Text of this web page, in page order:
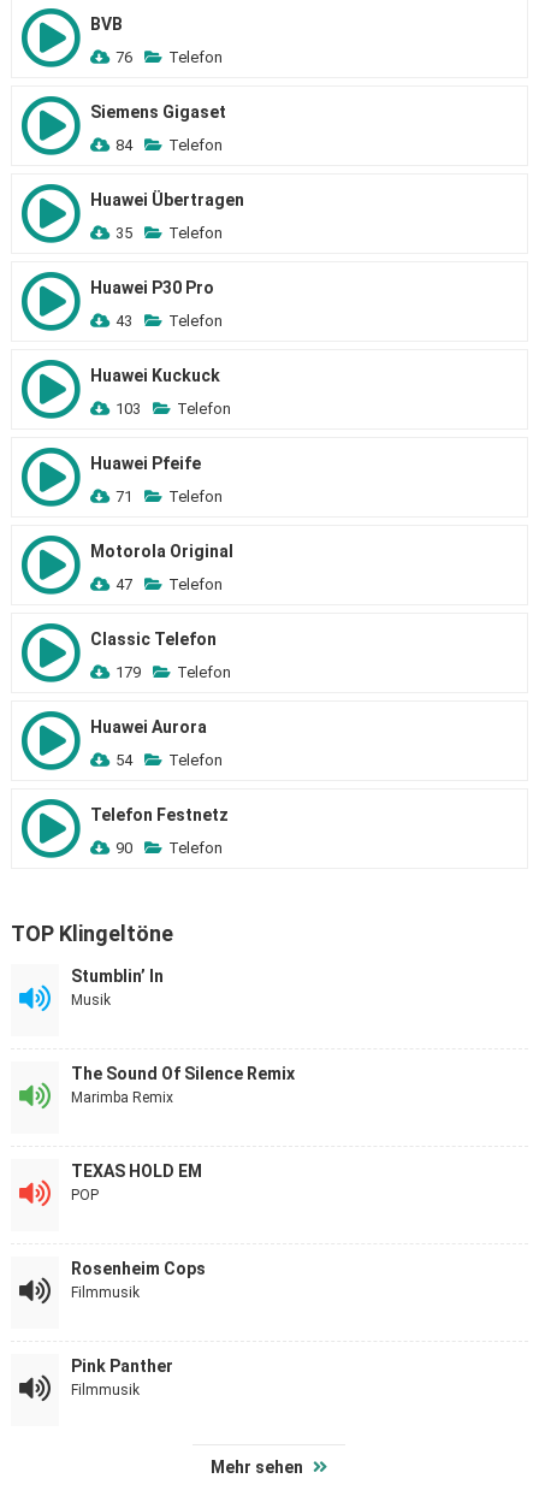
BVB
76 Telefon
Siemens Gigaset
84 Telefon
Huawei Übertragen
35 Telefon
Huawei P30 Pro
43 Telefon
Huawei Kuckuck
103 Telefon
Huawei Pfeife
71 Telefon
Motorola Original
47 Telefon
Classic Telefon
179 Telefon
Huawei Aurora
54 Telefon
Telefon Festnetz
90 Telefon
TOP Klingeltöne
Stumblin’ In
Musik
The Sound Of Silence Remix
Marimba Remix
TEXAS HOLD EM
POP
Rosenheim Cops
Filmmusik
Pink Panther
Filmmusik
Mehr sehen